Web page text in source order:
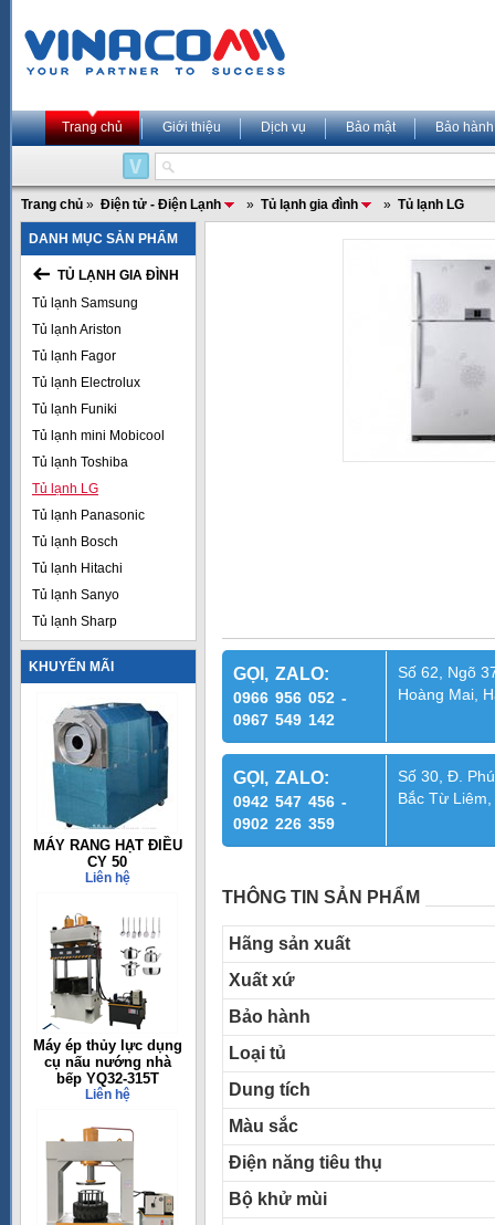
Trang chủ Giới thiệu Dịch vụ Bảo mật Bảo hành
Trang chủ » Điện tử - Điện Lạnh » Tủ lạnh gia đình » Tủ lạnh LG
DANH MỤC SẢN PHẨM
TỦ LẠNH GIA ĐÌNH
Tủ lạnh Samsung
Tủ lạnh Ariston
Tủ lạnh Fagor
Tủ lạnh Electrolux
Tủ lạnh Funiki
Tủ lạnh mini Mobicool
Tủ lạnh Toshiba
Tủ lạnh LG
Tủ lạnh Panasonic
Tủ lạnh Bosch
Tủ lạnh Hitachi
Tủ lạnh Sanyo
Tủ lạnh Sharp
KHUYẾN MÃI
MÁY RANG HẠT ĐIỀU
CY 50
Liên hệ
Máy ép thủy lực dụng
cụ nấu nướng nhà
bếp YQ32-315T
Liên hệ
GỌI, ZALO:
0966 956 052 -
0967 549 142
Số 62, Ngõ
Hoàng Mai,
GỌI, ZALO:
0942 547 456 -
0902 226 359
Số 30, Đ.
Bắc Từ
THÔNG TIN SẢN PHẨM
Hãng sản xuất
Xuất xứ
Bảo hành
Loại tủ
Dung tích
Màu sắc
Điện năng tiêu thụ
Bộ khử mùi